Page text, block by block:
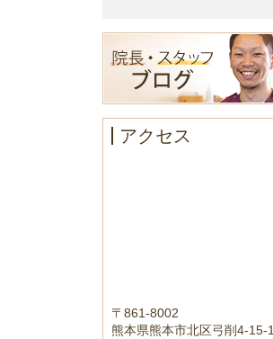
アクセス
〒861-8002
熊本県熊本市北区弓削4-15-1